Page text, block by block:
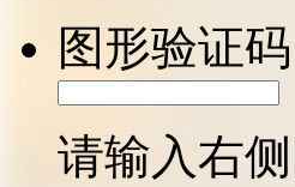
图形验证码
请输入右